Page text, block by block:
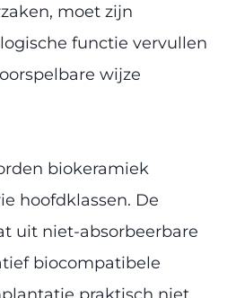
moet zijn
functie vervullen
wijze
biokeramiek
hoofdklassen. De
uit niet-absorbeerbare
biocompatibele